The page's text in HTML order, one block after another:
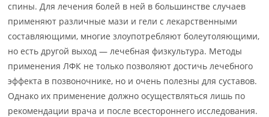
спины. Для лечения болей в ней в большинстве случаев
применяют различные мази и гели с лекарственными
составляющими, многие злоупотребляют болеутоляющими,
но есть другой выход — лечебная физкультура. Методы
применения ЛФК не только позволяют достичь лечебного
эффекта в позвоночнике, но и очень полезны для суставов.
Однако их применение должно осуществляться лишь по
рекомендации врача и после всестороннего исследования.